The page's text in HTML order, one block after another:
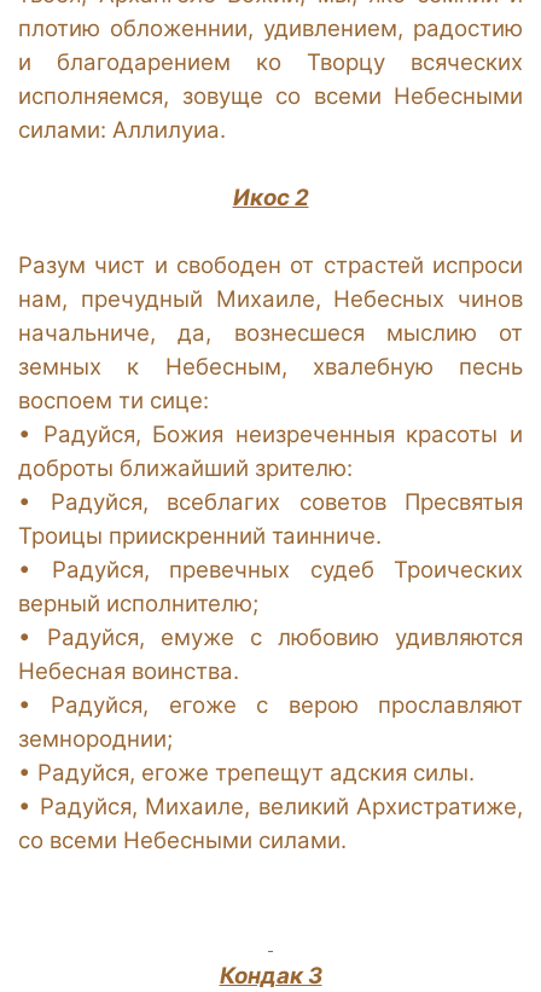
плотию обложеннии, удивлением, радостию
и благодарением ко Творцу всяческих
исполняемся, зовуще со всеми Небесными
силами: Аллилуиа.
Икос 2
Разум чист и свободен от страстей испроси
нам, пречудный Михаиле, Небесных чинов
начальниче, да, вознесшеся мыслию от
земных к Небесным, хвалебную песнь
воспоем ти сице:
•
Радуйся, Божия неизреченныя красоты и
доброты ближайший зрителю:
•
Радуйся, всеблагих советов Пресвятыя
Троицы приискренний таинниче.
•
Радуйся, превечных судеб Троических
верный исполнителю;
•
Радуйся, емуже с любовию удивляются
Небесная воинства.
•
Радуйся, егоже с верою прославляют
земнороднии;
• Радуйся, егоже трепещут адския силы.
• Радуйся, Михаиле, великий Архистратиже,
со всеми Небесными силами.
Кондак 3